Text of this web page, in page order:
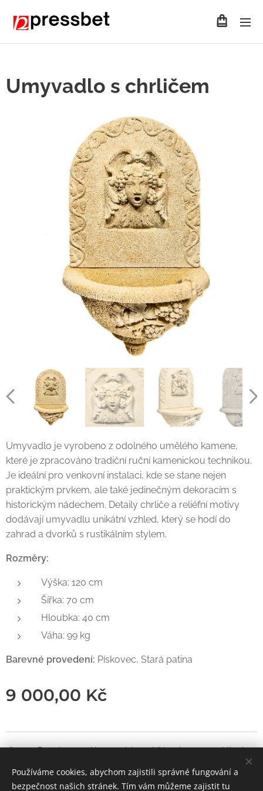
Umyvadlo s chrličem
Umyvadlo je vyrobeno z odolného umělého kamene,
které je zpracováno tradiční ruční kamenickou technikou.
Je ideální pro venkovní instalaci, kde se stane nejen
praktickým prvkem, ale také jedinečným dekoracím s
historickým nádechem. Detaily chrliče a reliéfní motivy
dodávají umyvadlu unikátní vzhled, který se hodí do
zahrad a dvorků s rustikálním stylem.
Rozměry:
Výška: 120 cm
Šířka: 70 cm
Hloubka: 40 cm
Váha: 99 kg
Barevné provedení: Pískovec, Stará patina
9 000,00 Kč
© 2024 Pressbets.r.o. Novopacká 248 Mlázovice 50758 . Všechna
Cookies
Používáme cookies, abychom zajistili správné fungování a
bezpečnost našich stránek. Tím vám můžeme zajistit tu